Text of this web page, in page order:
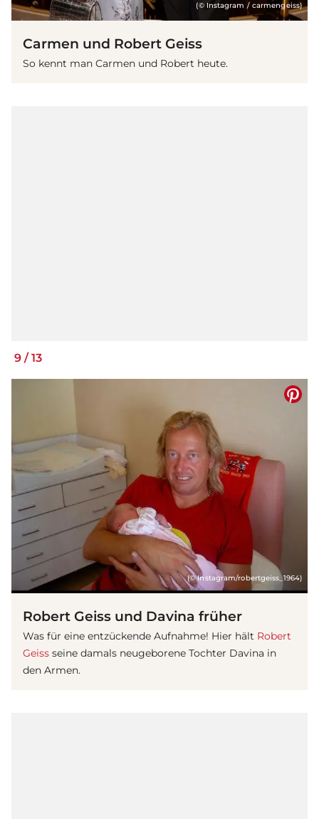
(© Instagram / carmengeiss)
Carmen und Robert Geiss
So kennt man Carmen und Robert heute.
9 /13
(© Instagram/robertgeiss_1964)
Robert Geiss und Davina früher
Was für eine entzückende Aufnahme! Hier hält Robert
Geiss seine damals neugeborene Tochter Davina in
den Armen.